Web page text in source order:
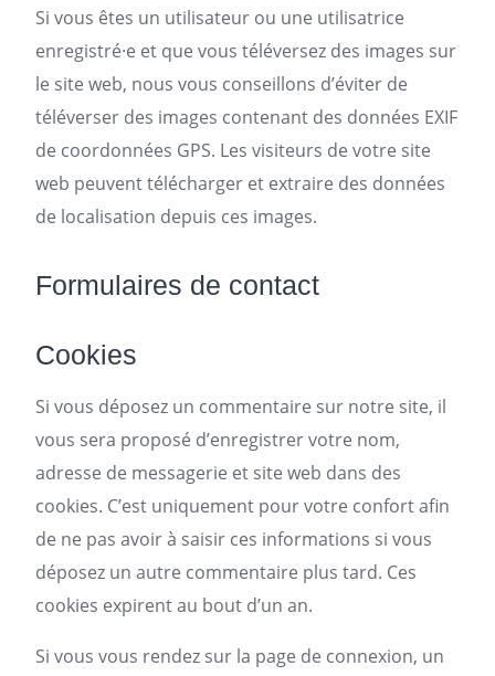
Si vous êtes un utilisateur ou une utilisatrice
enregistré·e et que vous téléversez des images sur
le site web, nous vous conseillons d’éviter de
téléverser des images contenant des données EXIF
de coordonnées GPS. Les visiteurs de votre site
web peuvent télécharger et extraire des données
de localisation depuis ces images.
Formulaires de contact
Cookies
Si vous déposez un commentaire sur notre site, il
vous sera proposé d’enregistrer votre nom,
adresse de messagerie et site web dans des
cookies. C’est uniquement pour votre confort afin
de ne pas avoir à saisir ces informations si vous
déposez un autre commentaire plus tard. Ces
cookies expirent au bout d’un an.
Si vous vous rendez sur la page de connexion, un